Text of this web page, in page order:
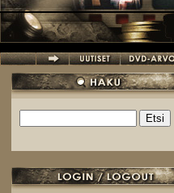
Hakulomake